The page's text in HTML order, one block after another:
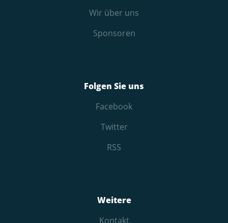
Wir über uns
Sponsoren
Folgen Sie uns
Facebook
Twitter
RSS
Weitere
Kontakt